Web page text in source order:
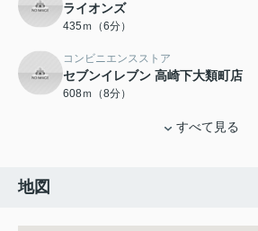
ライオンズ
435ｍ（6分）
コンビニエンスストア
セブンイレブン 高崎下大類町店
608ｍ（8分）
すべて見る
地図